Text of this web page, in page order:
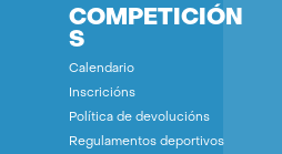
COMPETICIÓN
S
Calendario
Inscricións
Política de devolucións
Regulamentos deportivos